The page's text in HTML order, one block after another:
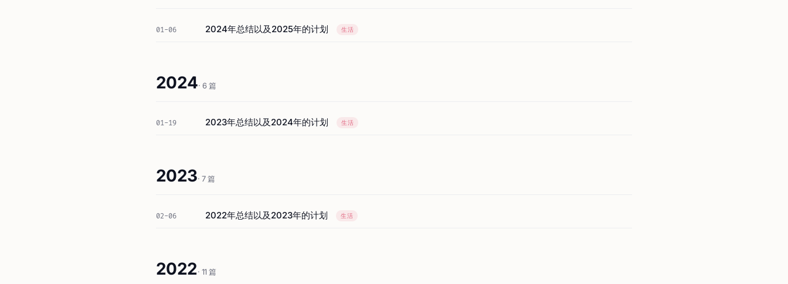
01-06 2024年总结以及2025年的计划 生活
2024· 6 篇
01-19 2023年总结以及2024年的计划 生活
2023· 7 篇
02-06 2022年总结以及2023年的计划 生活
2022· 11 篇